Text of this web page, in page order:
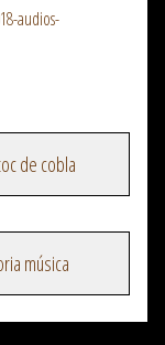
audios-
de cobla
música